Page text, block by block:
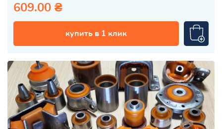
609.00 ₴
купить в 1 клик